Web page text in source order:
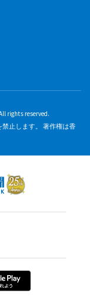
rights reserved.
止します。 著作権は香